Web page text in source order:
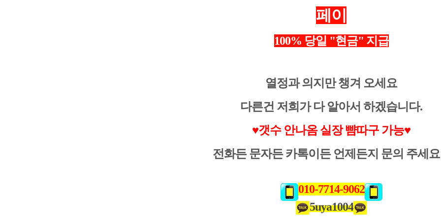
페이
100% 당일 "현금" 지급
열정과 의지만 챙겨 오세요
다른건 저희가 다 알아서 하겠습니다.
♥갯수 안나옴 실장 뺨따구 가능♥
전화든 문자든 카톡이든 언제든지 문의 주세
010-7714-9062
5uya1004